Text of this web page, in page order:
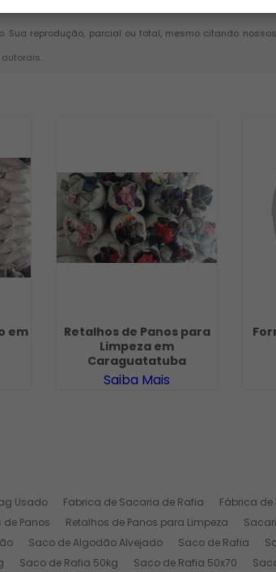
Sua reprodução, parcial ou total, mesmo citando
autorais.
em
Retalhos de Panos para
Limpeza em
Caraguatatuba
Saiba Mais
Usado Fabrica de Sacaria de Rafia Fábrica de
de Panos Retalhos de Panos para Limpeza
Saco de Algodão Alvejado Saco de Rafia
Saco de Rafia 50kg Saco de Rafia 50x70